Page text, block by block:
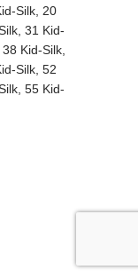
Silk, 20
, 31 Kid-
38 Kid-Silk,
Silk, 52
, 55 Kid-